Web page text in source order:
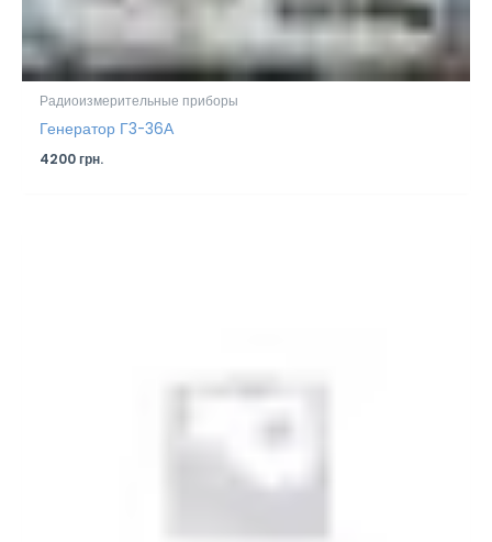
Радиоизмерительные приборы
Генератор Г3-36А
4200грн.